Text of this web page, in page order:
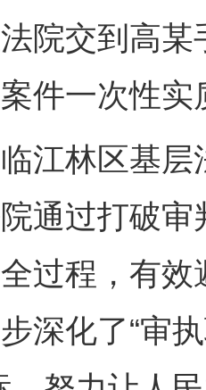
院交到高
件一次性实
林区基层
通过打破
过程，有效
深化了“审